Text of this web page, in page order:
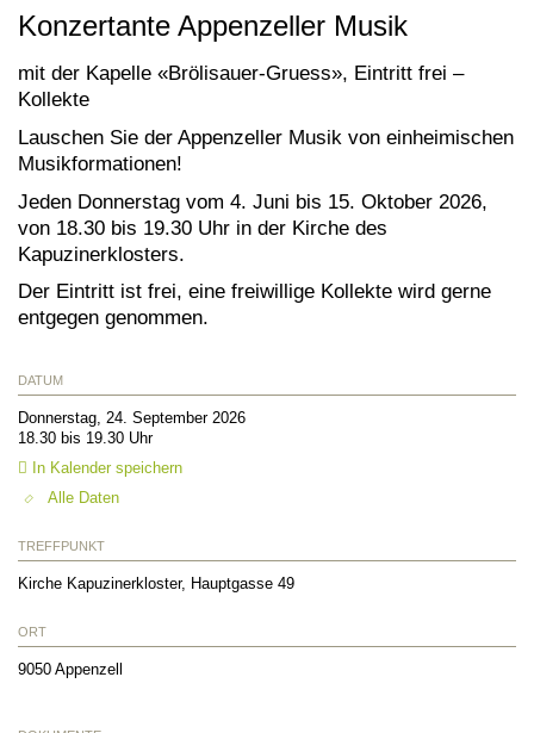
Konzertante Appenzeller Musik
mit der Kapelle «Brölisauer-Gruess», Eintritt frei –
Kollekte
Lauschen Sie der Appenzeller Musik von einheimischen
Musikformationen!
Jeden Donnerstag vom 4. Juni bis 15. Oktober 2026,
von 18.30 bis 19.30 Uhr in der Kirche des
Kapuzinerklosters.
Der Eintritt ist frei, eine freiwillige Kollekte wird gerne
entgegen genommen.
DATUM
Donnerstag, 24. September 2026
18.30 bis 19.30 Uhr
In Kalender speichern
Alle Daten
TREFFPUNKT
Kirche Kapuzinerkloster, Hauptgasse 49
ORT
9050 Appenzell